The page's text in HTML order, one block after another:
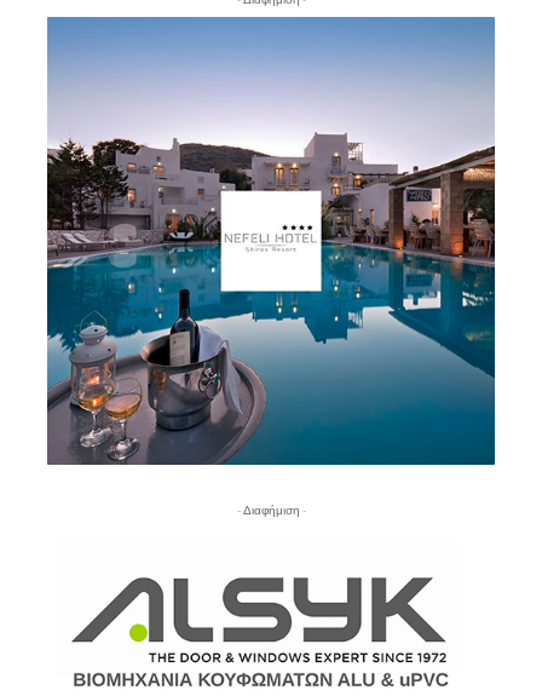
- Διαφήμιση -